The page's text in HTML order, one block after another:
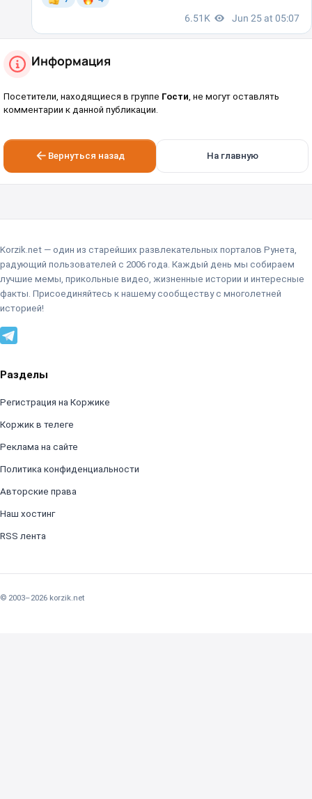
Информация
Посетители, находящиеся в группе Гости , не могут оставлять
комментарии к данной публикации.
Вернуться назад На главную
Korzik.net — один из старейших развлекательных порталов Рунета,
радующий пользователей с 2006 года. Каждый день мы собираем
лучшие мемы, прикольные видео, жизненные истории и интересные
факты. Присоединяйтесь к нашему сообществу с многолетней
историей!
Разделы
Регистрация на Коржике
Коржик в телеге
Реклама на сайте
Политика конфиденциальности
Авторские права
Наш хостинг
RSS лента
© 2003–2026 korzik.net